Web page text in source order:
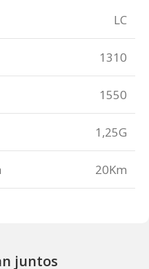
LC
1310
1550
1,25G
20Km
juntos